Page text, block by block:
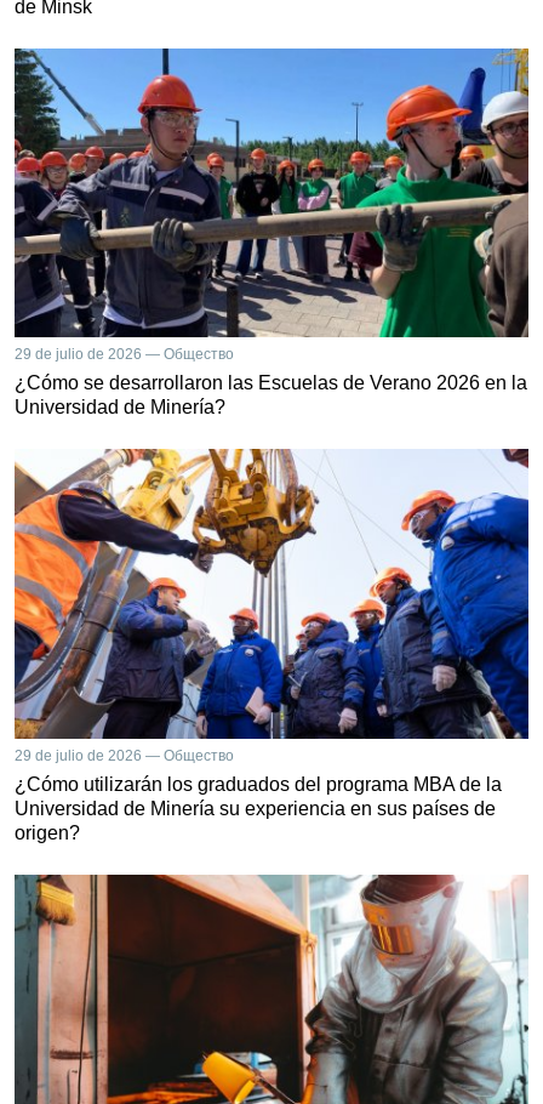
de Minsk
29 de julio de 2026 — Общество
¿Cómo se desarrollaron las Escuelas de Verano 2026 en la
Universidad de Minería?
29 de julio de 2026 — Общество
¿Cómo utilizarán los graduados del programa MBA de la
Universidad de Minería su experiencia en sus países de
origen?